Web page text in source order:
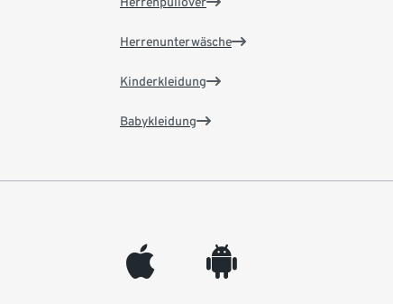
Herrenunterwäsche
Kinderkleidung
Babykleidung
appleinc android